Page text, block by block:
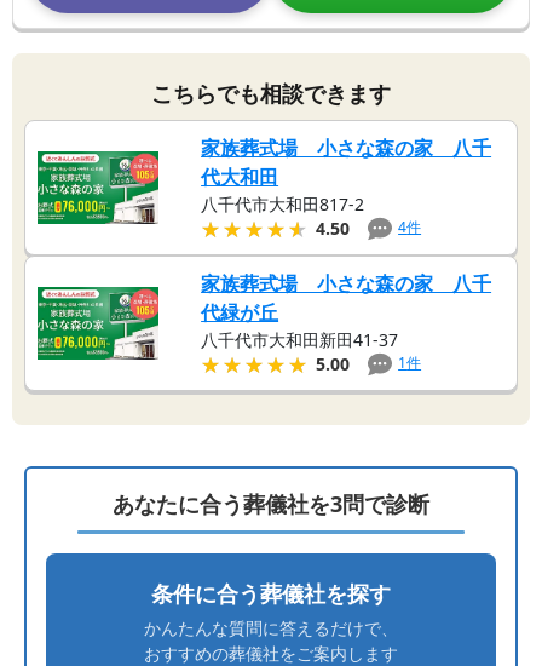
こちらでも相談できます
家族葬式場 小さな森の家 八千
代大和田
八千代市大和田817-2
★★★★★
★★★★★ 4.50 4件
家族葬式場 小さな森の家 八千
代緑が丘
八千代市大和田新田41-37
★★★★★
★★★★★ 5.00 1件
あなたに合う葬儀社を3問で診断
条件に合う葬儀社を探す
かんたんな質問に答えるだけで、
おすすめの葬儀社をご案内します